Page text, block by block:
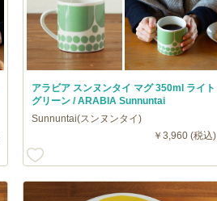
アラビア スンヌンタイ マグ 350ml ライト
グリーン / ARABIA Sunnuntai
Sunnuntai(スンヌンタイ)
￥3,960 (税込)